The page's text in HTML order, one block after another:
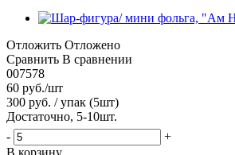
Отложить Отложено
Сравнить В сравнении
007578
60 руб./шт
300 руб. / упак (5шт)
Достаточно, 5-10шт.
-
+
В корзину